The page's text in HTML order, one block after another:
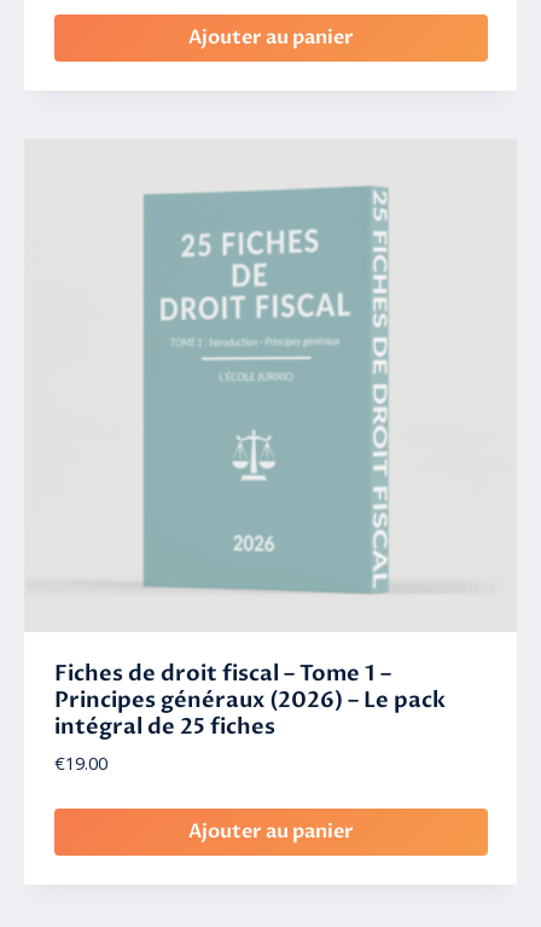
Ajouter au panier
Fiches de droit fiscal – Tome 1 –
Principes généraux (2026) – Le pack
intégral de 25 fiches
€19.00
Ajouter au panier